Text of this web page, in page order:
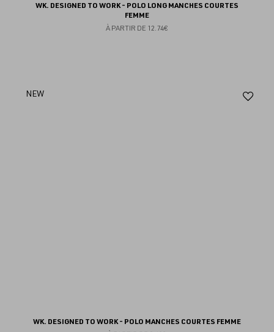
WK. DESIGNED TO WORK - POLO LONG MANCHES COURTES
FEMME
À PARTIR DE 12.74€
NEW
WK. DESIGNED TO WORK - POLO MANCHES COURTES FEMME